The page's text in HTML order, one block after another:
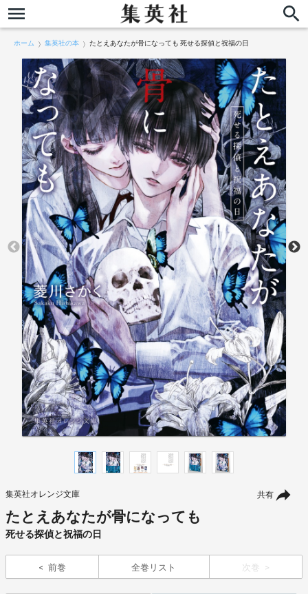
ホーム 集英社の本 たとえあなたが骨になっても 死せる探偵と祝福の日
共有
集英社オレンジ文庫
たとえあなたが骨になっても
死せる探偵と祝福の日
前巻 全巻リスト 次巻